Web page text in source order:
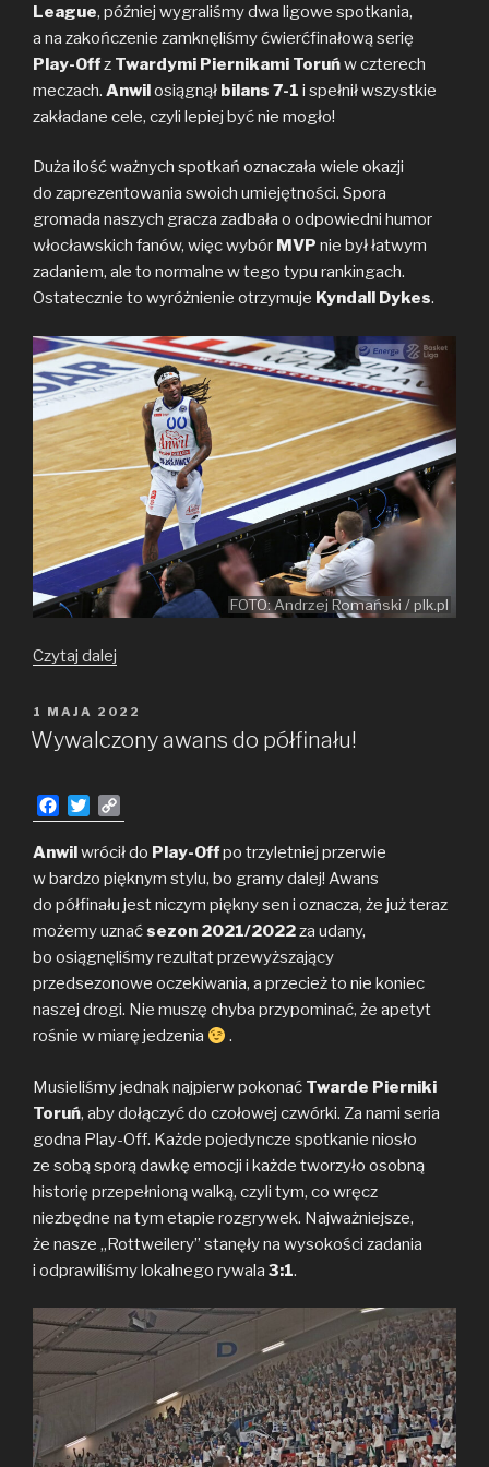
o
o
k
e
r
i
n
k
League, później wygraliśmy dwa ligowe spotkania,
a na zakończenie zamknęliśmy ćwierćfinałową serię
Play-Offz Twardymi Piernikami Toruńw czterech
meczach. Anwilosiągnął bilans 7-1 i spełnił wszystkie
zakładane cele, czyli lepiej być nie mogło!
Duża ilość ważnych spotkań oznaczała wiele okazji
do zaprezentowania swoich umiejętności. Spora
gromada naszych gracza zadbała o odpowiedni humor
włocławskich fanów, więc wybór MVP nie był łatwym
zadaniem, ale to normalne w tego typu rankingach.
Ostatecznie to wyróżnienie otrzymuje Kyndall Dykes.
FOTO: Andrzej Romański / plk.pl
Czytaj dalej
kwiecień
2022
OPUBLIKOWANE
W
1 MAJA 2022
Wywalczony awans do półfinału!
a
c
e
o
o
k
w
i
t
e
r
o
p
y
L
i
n
k
Anwil wrócił do Play-Offpo trzyletniej przerwie
w bardzo pięknym stylu, bo gramy dalej! Awans
do półfinału jest niczym piękny sen i oznacza, że już teraz
możemy uznaćsezon 2021/2022za udany,
bo osiągnęliśmy rezultat przewyższający
przedsezonowe oczekiwania, a przecież to nie koniec
naszej drogi. Nie muszę chyba przypominać, że apetyt
rośnie w miarę jedzenia
.
Musieliśmy jednak najpierw pokonać Twarde Pierniki
Toruń, aby dołączyć do czołowej czwórki. Za nami seria
godna Play-Off. Każde pojedyncze spotkanie niosło
ze sobą sporą dawkę emocji i każde tworzyło osobną
historię przepełnioną walką, czyli tym, co wręcz
niezbędne na tym etapie rozgrywek. Najważniejsze,
że nasze „Rottweilery” stanęły na wysokości zadania
i odprawiliśmy lokalnego rywala 3:1.